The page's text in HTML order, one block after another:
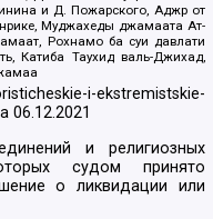
и Д. Пожарского, Аджр от
Муджахеды джамаата Ат-
Рохнамо ба суи давлати
Катиба Таухид валь-Джихад,
i-ekstremistskie-
06.12.2021
и религиозных
судом принято
о ликвидации или